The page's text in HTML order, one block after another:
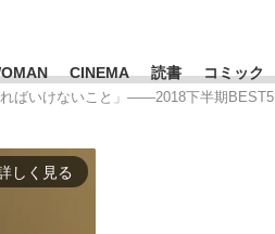
CINEMA 読書 コミック
ばいけないこと」――2018下半期BEST5
しく見る